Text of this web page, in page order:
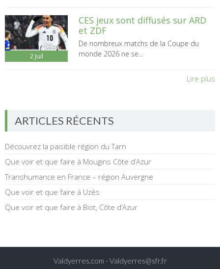
2 Juil
CES jeux sont diffusés sur ARD
et ZDF
De nombreux matchs de la Coupe du
monde 2026 ne se...
Lire plus
ARTICLES RÉCENTS
Découvrez la paisible région du Tarn
Que voir et que faire à Mougins Côte d’Azur
Transhumance en France – région Auvergne
Que voir et que faire à Uzès
Que voir et que faire à Biot, Côte d’Azur
Valdyerres.com -Valdyerres@sfr.fr